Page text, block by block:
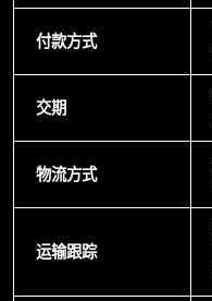
付款方式
交期
物流方式
运输跟踪